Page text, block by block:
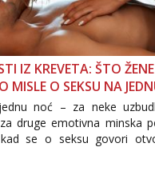
IZ KREVETA: ŠTO
MISLE O SEKSU NA
noć – za neke
druge emotivna minska
se o seksu govori
noći strasti“ i dalje izaziva